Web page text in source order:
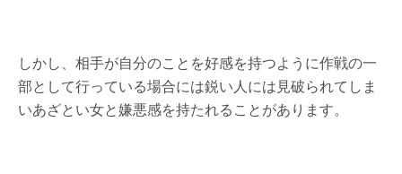
しかし、相手が自分のことを好感を持つように作戦の一
部として行っている場合には鋭い人には見破られてしま
いあざとい女と嫌悪感を持たれることがあります。